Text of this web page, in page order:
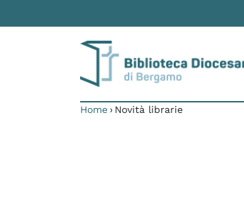
Home › Novità librarie